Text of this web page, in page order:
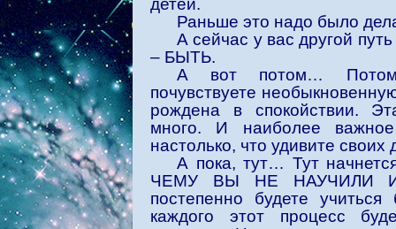
детей.
Раньше это надо было
А сейчас у вас другой
– БЫТЬ.
А вот потом…
почувствуете
рождена в спокойствии.
много. И наиболее
настолько, что удивите
А пока, тут… Тут
ЧЕМУ ВЫ НЕ НАУЧИЛИ
постепенно будете
каждого этот процесс